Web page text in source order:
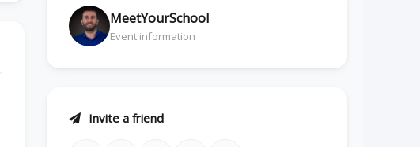
MeetYourSchool
Event information
Invite a friend